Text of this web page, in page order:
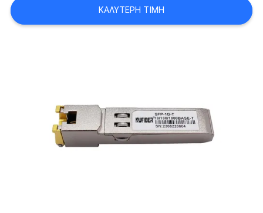
SITEMAP
ΚΑΛΎΤΕΡΗ ΤΙΜΉ